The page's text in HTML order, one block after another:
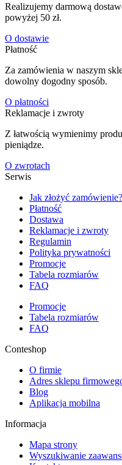
Realizujemy darmową
powyżej 50 zł.
O dostawie
Płatność
Za zamówienia w naszym
dowolny dogodny sposób.
O płatności
Reklamacje i zwroty
Z łatwością wymienimy
pieniądze.
O zwrotach
Serwis
Jak złożyć zamówienie?
Płatność
Dostawa
Reklamacje i zwroty
Regulamin
Polityka prywatności
Promocje
Tabela rozmiarów
FAQ
Promocje
Tabela rozmiarów
FAQ
Conteshop
O firmie
Adres sklepu
Blog
Aplikacja mobilna
Informacja
Mapa strony
Wyszukiwanie